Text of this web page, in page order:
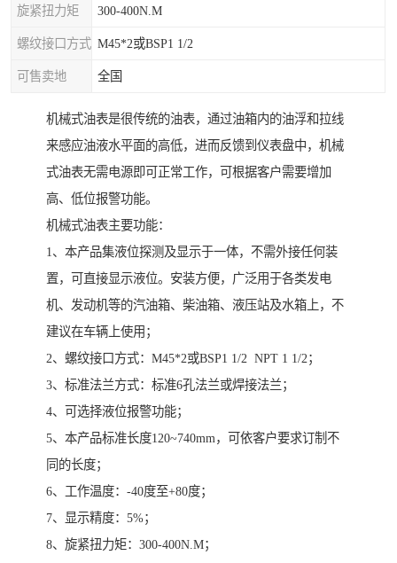
旋紧扭力矩 300-400N.M
螺纹接口方式 M45*2或BSP1 1/2
可售卖地 全国
机械式油表是很传统的油表，通过油箱内的油浮和拉线
来感应油液水平面的高低，进而反馈到仪表盘中，机械
式油表无需电源即可正常工作，可根据客户需要增加
高、低位报警功能。
机械式油表主要功能：
1、本产品集液位探测及显示于一体，不需外接任何装
置，可直接显示液位。安装方便，广泛用于各类发电
机、发动机等的汽油箱、柴油箱、液压站及水箱上，不
建议在车辆上使用；
2、螺纹接口方式：M45*2或BSP1 1/2 NPT 1 1/2；
3、标准法兰方式：标准6孔法兰或焊接法兰；
4、可选择液位报警功能；
5、本产品标准长度120~740mm，可依客户要求订制不
同的长度；
6、工作温度：-40度至+80度；
7、显示精度：5%；
8、旋紧扭力矩：300-400N.M；